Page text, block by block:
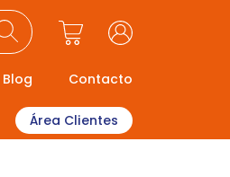
Blog Contacto
Área Clientes